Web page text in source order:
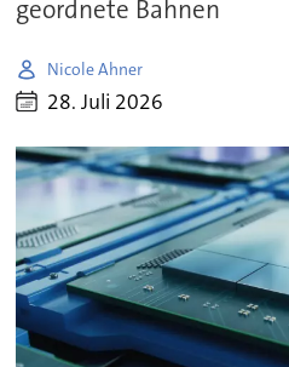
geordnete Bahnen
Nicole Ahner
28. Juli 2026